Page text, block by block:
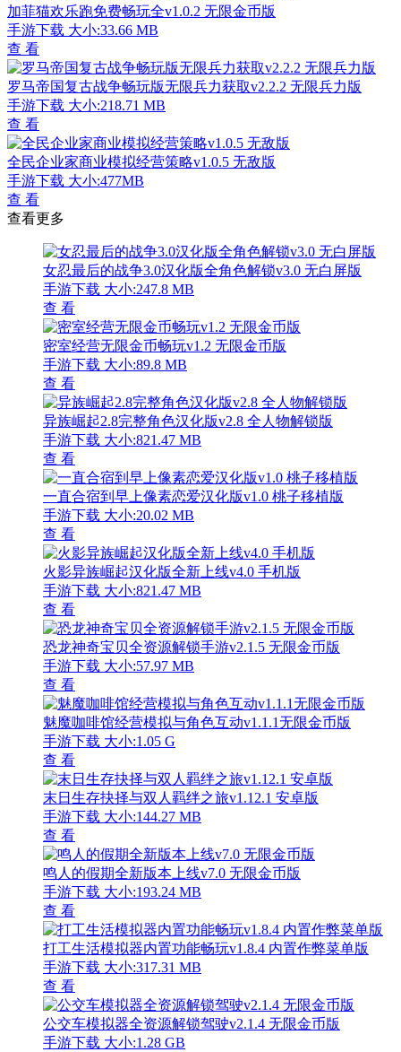
加菲猫欢乐跑免费畅玩全v1.0.2 无限金币版
手游下载 大小:33.66 MB
查 看
罗马帝国复古战争畅玩版无限兵力获取v2.2.2 无限兵力版
手游下载 大小:218.71 MB
查 看
全民企业家商业模拟经营策略v1.0.5 无敌版
手游下载 大小:477MB
查 看
查看更多
女忍最后的战争3.0汉化版全角色解锁v3.0 无白屏版
手游下载 大小:247.8 MB
查 看
密室经营无限金币畅玩v1.2 无限金币版
手游下载 大小:89.8 MB
查 看
异族崛起2.8完整角色汉化版v2.8 全人物解锁版
手游下载 大小:821.47 MB
查 看
一直合宿到早上像素恋爱汉化版v1.0 桃子移植版
手游下载 大小:20.02 MB
查 看
火影异族崛起汉化版全新上线v4.0 手机版
手游下载 大小:821.47 MB
查 看
恐龙神奇宝贝全资源解锁手游v2.1.5 无限金币版
手游下载 大小:57.97 MB
查 看
魅魔咖啡馆经营模拟与角色互动v1.1.1无限金币版
手游下载 大小:1.05 G
查 看
末日生存抉择与双人羁绊之旅v1.12.1 安卓版
手游下载 大小:144.27 MB
查 看
鸣人的假期全新版本上线v7.0 无限金币版
手游下载 大小:193.24 MB
查 看
打工生活模拟器内置功能畅玩v1.8.4 内置作弊菜单版
手游下载 大小:317.31 MB
查 看
公交车模拟器全资源解锁驾驶v2.1.4 无限金币版
手游下载 大小:1.28 GB